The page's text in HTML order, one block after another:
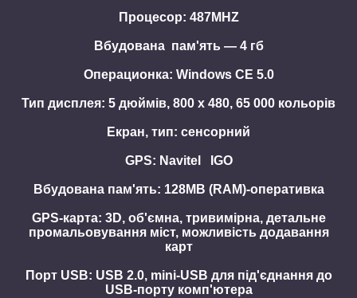
Процесор: 487MHZ
Вбудована пам'ять — 4 гб
Операционка: Windows CE 5.0
Тип дисплея: 5 дюймів, 800 x 480, 65 000 кольорів
Екран, тип: сенсорний
GPS: Navitel IGO
Вбудована пам'ять: 128MB (RAM)-оперативка
GPS-карта: 3D, об'ємна, тривимірна, детальне
промальовування міст, можливість додавання
карт
Порт USB: USB 2.0, mini-USB для під'єднання до
USB-порту комп'ютера